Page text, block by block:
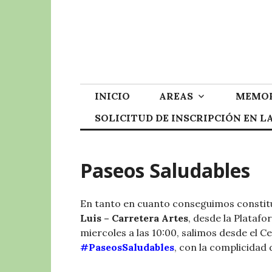
INICIO AREAS
SOLICITUD DE INSCRIPCIÓN EN
Paseos Saludables
En tanto en cuanto conseguimos
Luis – Carretera Artes, desde la
miercoles a las 10:00, salimos desde el
#PaseosSaludables, con la complicidad